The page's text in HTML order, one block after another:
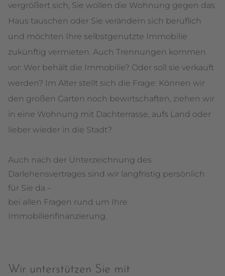
vergrößert sich, Sie wollen die Wohnung gegen das
Haus tauschen oder Sie verändern sich beruflich
und möchten Ihre selbstgenutzte Immobilie
zukünftig vermieten. Auch Trennungen kommen
vor: Wer behält die Immobilie? Oder soll sie verkauft
werden? Im Alter stellt sich die Frage: Können wir
den großen Garten noch bewirtschaften, ziehen wir
in eine Wohnung mit Dachterrasse, aufs Land oder
lieber wieder in die Stadt?
Auch nach der Unterzeichnung des
Darlehensvertrages sind wir langfristig persönlich
für Sie da –
bei allen Fragen rund um Ihre
Immobilienfinanzierung.
Wir unterstützen Sie mit